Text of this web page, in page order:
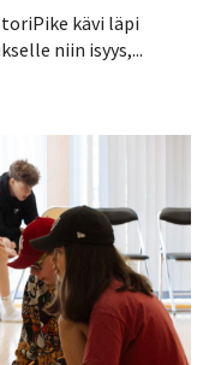
kävi läpi
niin isyys,...